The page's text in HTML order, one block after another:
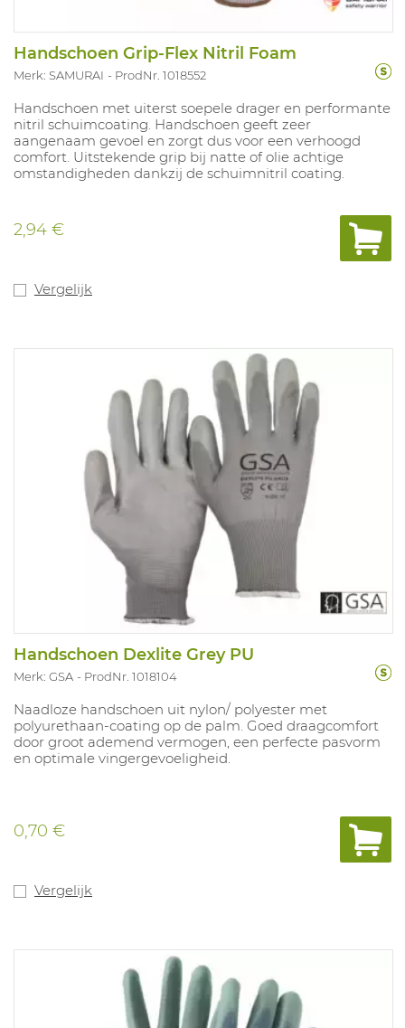
Handschoen Grip-Flex Nitril Foam
Merk: SAMURAI ProdNr. 1018552
Handschoen met uiterst soepele drager en performante
nitril schuimcoating. Handschoen geeft zeer
aangenaam gevoel en zorgt dus voor een verhoogd
comfort. Uitstekende grip bij natte of olie achtige
omstandigheden dankzij de schuimnitril coating.
2,94 €
Vergelijk
Handschoen Dexlite Grey PU
Merk: GSA ProdNr. 1018104
Naadloze handschoen uit nylon/ polyester met
polyurethaan-coating op de palm. Goed draagcomfort
door groot ademend vermogen, een perfecte pasvorm
en optimale vingergevoeligheid.
0,70 €
Vergelijk